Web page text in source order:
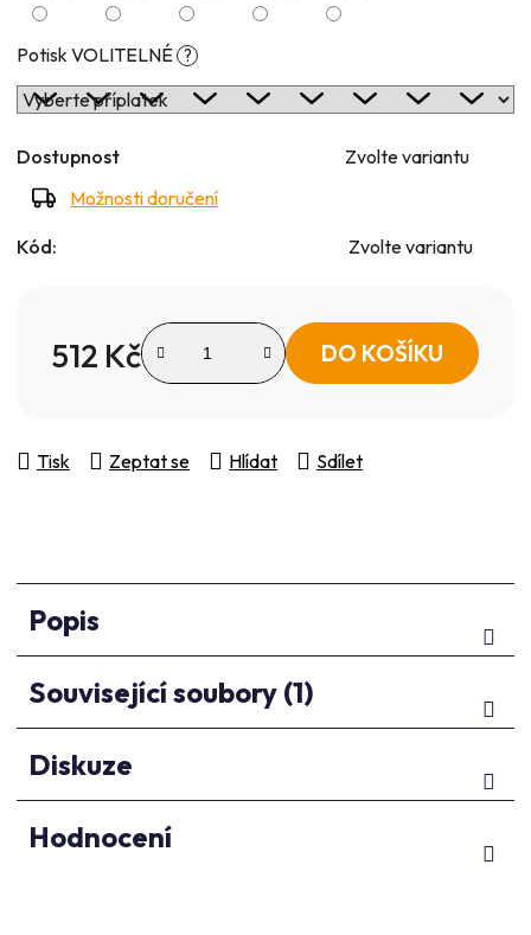
Potisk VOLITELNÉ ?
Dostupnost
Zvolte variantu
Možnosti doručení
Kód: Zvolte variantu
512 Kč DO KOŠÍKU
Tisk Zeptat se Hlídat Sdílet
Popis
Související soubory (1)
Diskuze
Hodnocení